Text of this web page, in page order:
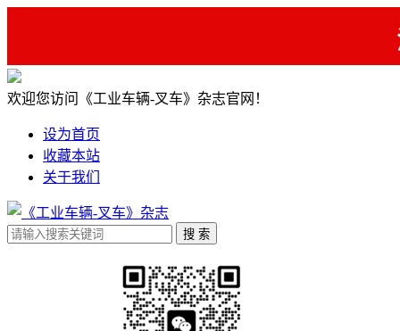
欢迎您访问《工业车辆-叉车》杂志官网！
设为首页
收藏本站
关于我们